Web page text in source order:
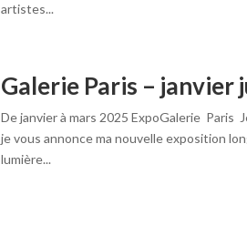
artistes...
Galerie Paris – janvier
De janvier à mars 2025 ExpoGalerie Paris
je vous annonce ma nouvelle exposition
lumière...